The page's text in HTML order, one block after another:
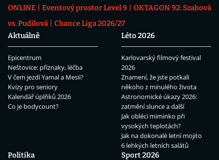
ONLINE
Eventový prostor Level 9
OKTAGON 92: Szabová
vs. Pudilová
Chance Liga 2026/27
Aktuálně
Epicentrum
Neštovice: příznaky, léčba
V čem jezdí Yamal a Mesii?
Kvízy pro seniory
Kalendář úplňků 2026
Co je bodycount?
Léto 2026
Karlovarský filmový festival
2026
Znamení, že jste potkali
někoho z minulého života
Astronomické úkazy 2026:
zatmění slunce a další
Jak obléci miminko při
vysokých teplotách?
Jak na dokonalé letní mojito
6 lehkých letních salátů
Politika
Sport 2026